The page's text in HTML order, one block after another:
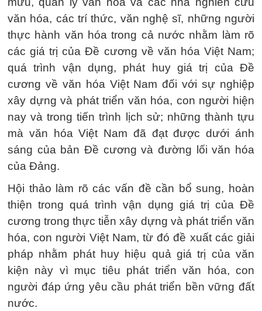
văn hóa, các trí thức, văn nghệ sĩ, những người
thực hành văn hóa trong cả nước nhằm làm rõ
các giá trị của Đề cương về văn hóa Việt Nam;
quá trình vận dụng, phát huy giá trị của Đề
cương về văn hóa Việt Nam đối với sự nghiệp
xây dựng và phát triển văn hóa, con người hiện
nay và trong tiến trình lịch sử; những thành tựu
mà văn hóa Việt Nam đã đạt được dưới ánh
sáng của bản Đề cương và đường lối văn hóa
của Đảng.
Hội thảo làm rõ các vấn đề cần bổ sung, hoàn
thiện trong quá trình vận dụng giá trị của Đề
cương trong thực tiễn xây dựng và phát triển văn
hóa, con người Việt Nam, từ đó đề xuất các giải
pháp nhằm phát huy hiệu quả giá trị của văn
kiện này vì mục tiêu phát triển văn hóa, con
người đáp ứng yêu cầu phát triển bền vững đất
nước.